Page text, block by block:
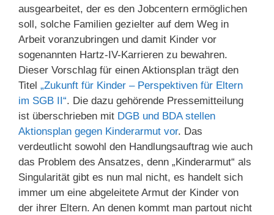
ausgearbeitet, der es den Jobcentern ermöglichen
soll, solche Familien gezielter auf dem Weg in
Arbeit voranzubringen und damit Kinder vor
sogenannten Hartz-IV-Karrieren zu bewahren.
Dieser Vorschlag für einen Aktionsplan trägt den
Titel „Zukunft für Kinder – Perspektiven für Eltern
im SGB II“. Die dazu gehörende Pressemitteilung
ist überschrieben mit DGB und BDA stellen
Aktionsplan gegen Kinderarmut vor. Das
verdeutlicht sowohl den Handlungsauftrag wie auch
das Problem des Ansatzes, denn „Kinderarmut“ als
Singularität gibt es nun mal nicht, es handelt sich
immer um eine abgeleitete Armut der Kinder von
der ihrer Eltern. An denen kommt man partout nicht